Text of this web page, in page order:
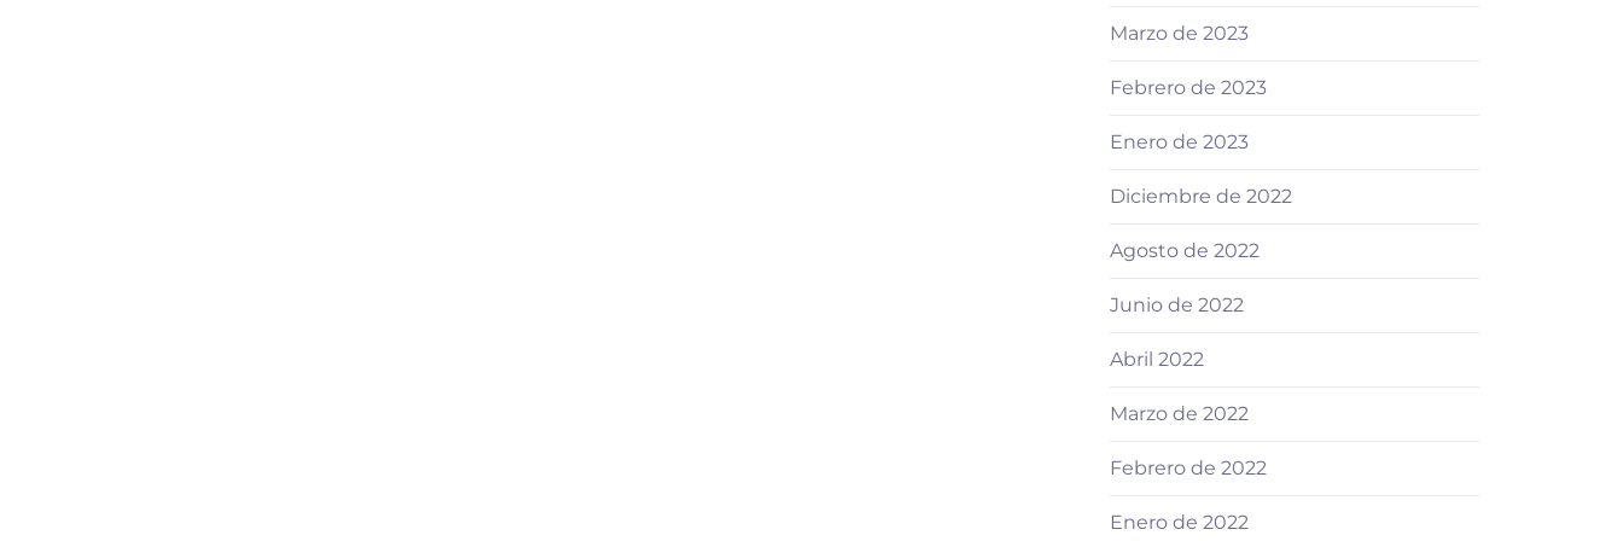
Marzo de 2023
Febrero de 2023
Enero de 2023
Diciembre de 2022
Agosto de 2022
Junio de 2022
Abril 2022
Marzo de 2022
Febrero de 2022
Enero de 2022